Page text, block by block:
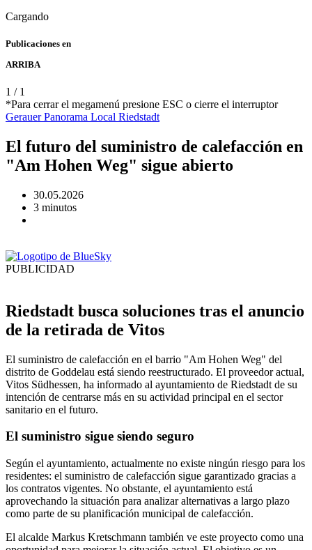
Cargando
Publicaciones en
ARRIBA
1 / 1
*Para cerrar el megamenú presione ESC o cierre el interruptor
Gerauer Panorama Local Riedstadt
El futuro del suministro de calefacción en
"Am Hohen Weg" sigue abierto
30.05.2026
3 minutos
PUBLICIDAD
Riedstadt busca soluciones tras el anuncio
de la retirada de Vitos
El suministro de calefacción en el barrio "Am Hohen Weg" del
distrito de Goddelau está siendo reestructurado. El proveedor actual,
Vitos Südhessen, ha informado al ayuntamiento de Riedstadt de su
intención de centrarse más en su actividad principal en el sector
sanitario en el futuro.
El suministro sigue siendo seguro
Según el ayuntamiento, actualmente no existe ningún riesgo para los
residentes: el suministro de calefacción sigue garantizado gracias a
los contratos vigentes. No obstante, el ayuntamiento está
aprovechando la situación para analizar alternativas a largo plazo
como parte de su planificación municipal de calefacción.
El alcalde Markus Kretschmann también ve este proyecto como una